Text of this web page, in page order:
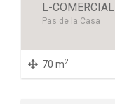
L-COMERCIAL
Pas de la Casa
70 m2